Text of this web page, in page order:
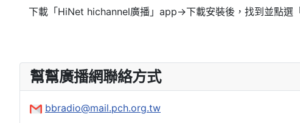
下載「HiNet hichannel廣播」app→下載安裝後，找到並點選
幫幫廣播網聯絡方式
bbradio@mail.pch.org.tw